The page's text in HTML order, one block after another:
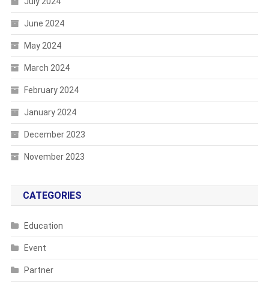
June 2024
May 2024
March 2024
February 2024
January 2024
December 2023
November 2023
CATEGORIES
Education
Event
Partner